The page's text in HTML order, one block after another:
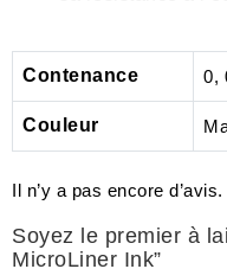
Contenance 0,
Couleur
Il n’y a pas encore d’avis.
Soyez le premier à
MicroLiner Ink”